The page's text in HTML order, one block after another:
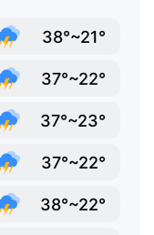
38°~21°
37°~22°
37°~23°
37°~22°
38°~22°